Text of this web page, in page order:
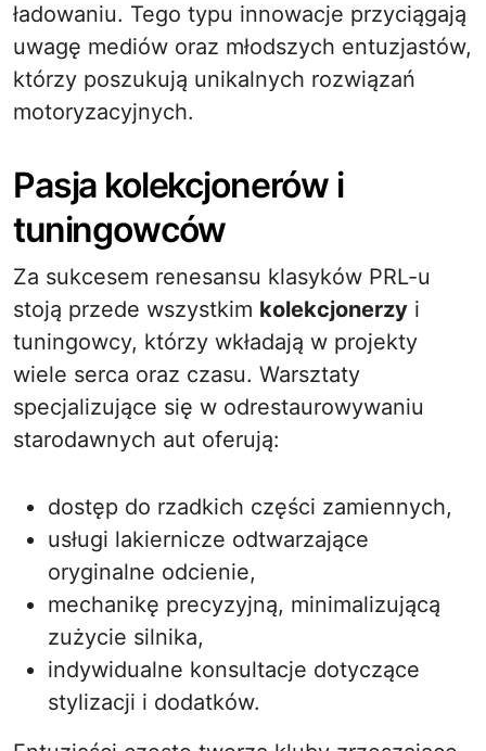
ładowaniu. Tego typu innowacje przyciągają
uwagę mediów oraz młodszych entuzjastów,
którzy poszukują unikalnych rozwiązań
motoryzacyjnych.
Pasja kolekcjonerów i
tuningowców
Za sukcesem renesansu klasyków PRL-u
stoją przede wszystkim kolekcjonerzy i
tuningowcy, którzy wkładają w projekty
wiele serca oraz czasu. Warsztaty
specjalizujące się w odrestaurowywaniu
starodawnych aut oferują:
dostęp do rzadkich części zamiennych,
usługi lakiernicze odtwarzające
oryginalne odcienie,
mechanikę precyzyjną, minimalizującą
zużycie silnika,
indywidualne konsultacje dotyczące
stylizacji i dodatków.